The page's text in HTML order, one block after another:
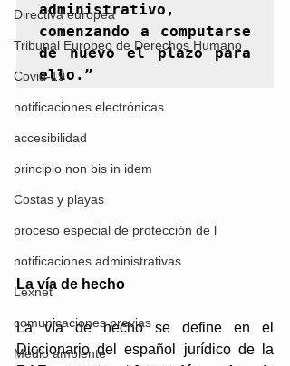
Directiva europea
Tribunal Europeo de Derechos Humano
Covid-19
notificaciones electrónicas
accesibilidad
principio non bis in idem
Costas y playas
proceso especial de protección de l
notificaciones administrativas
Lexnet
comunicaciones previas
Medio ambiente
administrativo,
comenzando a computarse
de nuevo el plazo para
ello.”
La vía de hecho
La vía de hecho se define en el
Diccionario del español jurídico de la